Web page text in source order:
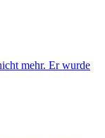
mehr. Er wurde